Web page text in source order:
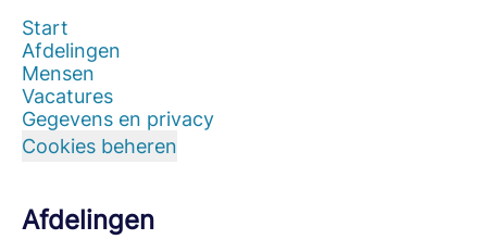
Start
Afdelingen
Mensen
Vacatures
Gegevens en privacy
Cookies beheren
Afdelingen